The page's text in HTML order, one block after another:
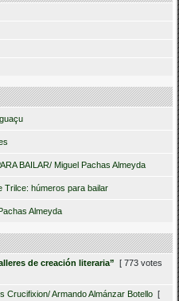
BAILAR/ Miguel Pachas Almeyda
Trilce: húmeros para bailar
Almeyda
de creación literaria” [ 773 votes
Crucifixion/ Armando Almánzar Botello [